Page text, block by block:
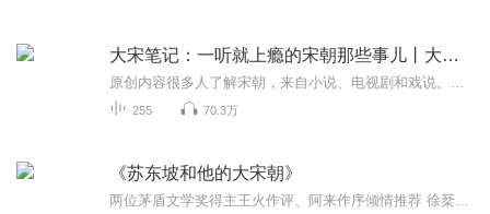
大宋笔记：一听就上瘾的宋朝那些事儿丨大宋三百年
255 70.3万
《苏东坡和他的大宋朝》